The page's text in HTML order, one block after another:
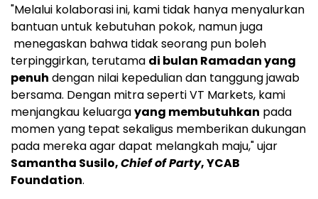
"Melalui kolaborasi ini, kami tidak hanya menyalurkan
bantuan untuk kebutuhan pokok, namun juga
menegaskan bahwa tidak seorang pun boleh
terpinggirkan, terutama di bulan Ramadan yang
penuh dengan nilai kepedulian dan tanggung jawab
bersama. Dengan mitra seperti VT Markets, kami
menjangkau keluargayang membutuhkan pada
momen yang tepat sekaligus memberikan dukungan
pada mereka agar dapat melangkah maju," ujar
Samantha Susilo,Chief of Party, YCAB
Foundation.